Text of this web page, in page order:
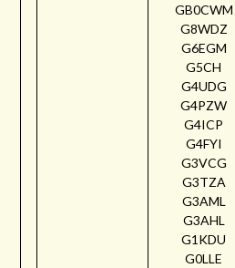
GB0CWM
G8WDZ
G6EGM
G5CH
G4UDG
G4PZW
G4ICP
G4FYI
G3VCG
G3TZA
G3AML
G3AHL
G1KDU
G0LLE